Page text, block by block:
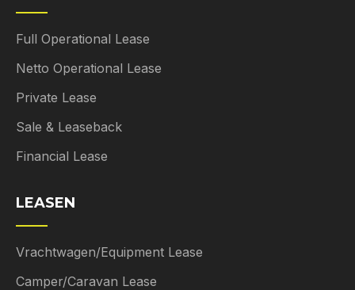
Full Operational Lease
Netto Operational Lease
Private Lease
Sale & Leaseback
Financial Lease
LEASEN
Vrachtwagen/Equipment Lease
Camper/Caravan Lease